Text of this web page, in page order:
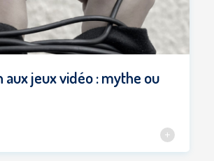
jeux vidéo : mythe ou